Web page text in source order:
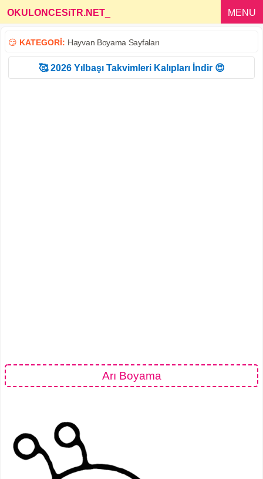
OKULONCESiTR.NET MENU
😏 KATEGORİ: Hayvan Boyama Sayfaları
🥰 2026 Yılbaşı Takvimleri Kalıpları İndir 😍
Arı Boyama